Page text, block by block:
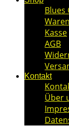
Blues
Kasse
AGB
Kontakt
Über